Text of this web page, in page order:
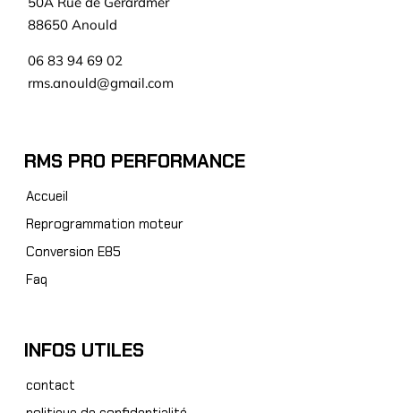
88650 Anould
06 83 94 69 02
rms.anould@gmail.com
RMS PRO PERFORMANCE
Accueil
Reprogrammation moteur
Conversion E85
Faq
INFOS UTILES
contact